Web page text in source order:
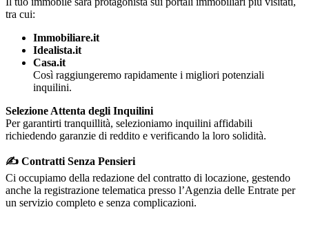
tra cui:
Immobiliare.it
Idealista.it
Casa.it
Così raggiungeremo rapidamente i migliori potenziali
inquilini.
Selezione Attenta degli Inquilini
Per garantirti tranquillità, selezioniamo inquilini affidabili
richiedendo garanzie di reddito e verificando la loro solidità.
✍️ Contratti Senza Pensieri
Ci occupiamo della redazione del contratto di locazione, gestendo
anche la registrazione telematica presso l’Agenzia delle Entrate per
un servizio completo e senza complicazioni.